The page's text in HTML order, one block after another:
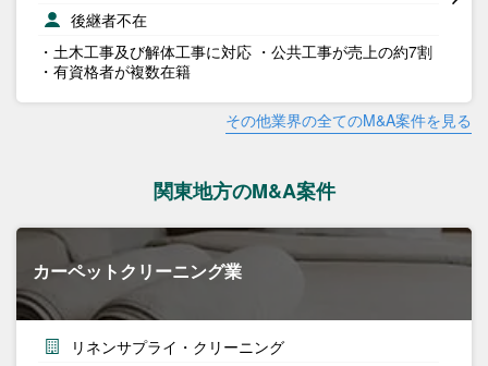
後継者不在
・土木工事及び解体工事に対応 ・公共工事が売上の約7割
・有資格者が複数在籍
その他業界の全てのM&A案件を見る
関東地方のM&A案件
カーペットクリーニング業
リネンサプライ・クリーニング